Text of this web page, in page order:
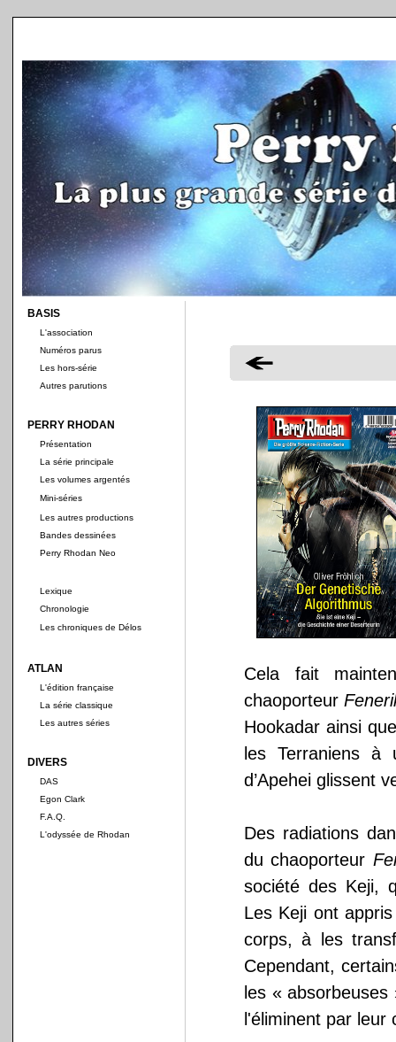
BASIS
L'association
Numéros parus
Les hors-série
Autres parutions
PERRY RHODAN
Présentation
La série principale
Les volumes argentés
Mini-séries
Les autres productions
Bandes dessinées
Perry Rhodan Neo
Lexique
Chronologie
Les chroniques de Délos
ATLAN
L'édition française
La série classique
Les autres séries
DIVERS
DAS
Egon Clark
F.A.Q.
L'odyssée de Rhodan
Cela fait
chaoporteur
Hookadar ainsi
les Terraniens à
d’Apehei glissent
Des radiations
du chaoporteur
société des Keji,
Les Keji ont
corps, à les
Cependant,
les «
l'éliminent par leur